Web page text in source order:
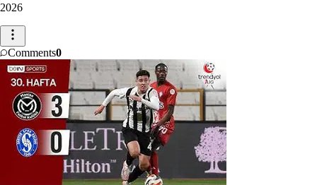
2026
Comments0